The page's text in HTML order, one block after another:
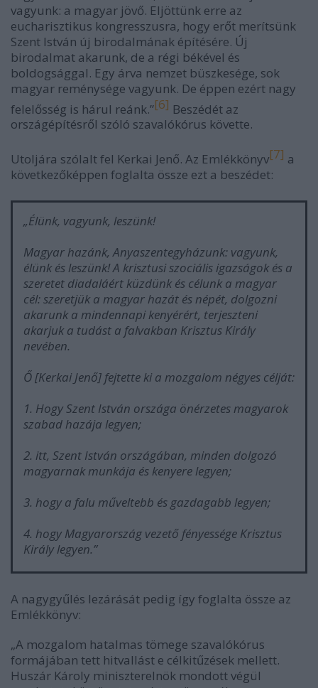
vagyunk: a magyar jövő. Eljöttünk erre az
eucharisztikus kongresszusra, hogy erőt merítsünk
Szent István új birodalmának építésére. Új
birodalmat akarunk, de a régi békével és
boldogsággal. Egy árva nemzet büszkesége, sok
magyar reménysége vagyunk. De éppen ezért nagy
felelősség is hárul reánk.”[6] Beszédét az
országépítésről szóló szavalókórus követte.
Utoljára szólalt fel Kerkai Jenő. Az Emlékkönyv[7] a
következőképpen foglalta össze ezt a beszédet:
„Élünk, vagyunk, leszünk!
Magyar hazánk, Anyaszentegyházunk: vagyunk,
élünk és leszünk! A krisztusi szociális igazságok és a
szeretet diadaláért küzdünk és célunk a magyar
cél: szeretjük a magyar hazát és népét, dolgozni
akarunk a mindennapi kenyérért, terjeszteni
akarjuk a tudást a falvakban Krisztus Király
nevében.
Ő [Kerkai Jenő] fejtette ki a mozgalom négyes célját:
1. Hogy Szent István országa önérzetes magyarok
szabad hazája legyen;
2. itt, Szent István országában, minden dolgozó
magyarnak munkája és kenyere legyen;
3. hogy a falu műveltebb és gazdagabb legyen;
4. hogy Magyarország vezető fényessége Krisztus
Király legyen.”
A nagygyűlés lezárását pedig így foglalta össze az
Emlékkönyv:
„A mozgalom hatalmas tömege szavalókórus
formájában tett hitvallást e célkitűzések mellett.
Huszár Károly miniszterelnök mondott végül